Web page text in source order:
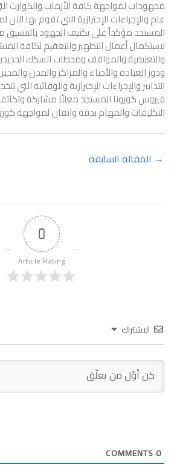
مجهودات لمواجهة كافة الأزمات والكوارث
عام والإجراءات الإحترازية التي تقوم بها
المستجد مؤكداً على تكثيف الجهود
لاستكمال أعمال التطهير والتعقيم لكافة
والتعليمية والمواقف ومحطات السكك
ودور العبادة والأحياء والمراكز والمدن
التدابير والإجراءات الإحترازية والوقائية التي
فيروس كورونا المستجد معلنًا مشاركة
التكليفات والمهام بدقة واتقان لمواجهة
→ المقالة السابقة
0
Article Rating
الاشتراك
0